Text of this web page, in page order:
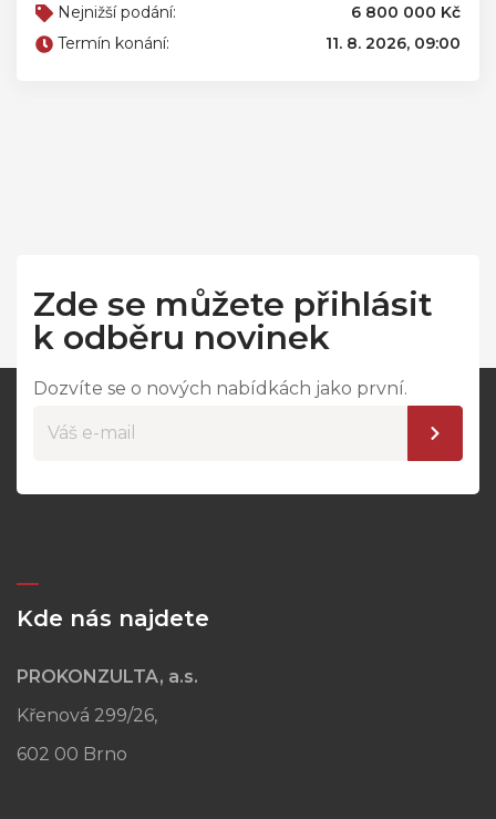
Nejnižší podání:
6 800 000 Kč
Termín konání:
11. 8. 2026, 09:00
Zde se můžete přihlásit
k odběru novinek
Dozvíte se o nových nabídkách jako první.
Kde nás najdete
PROKONZULTA, a.s.
Křenová 299/26,
602 00 Brno